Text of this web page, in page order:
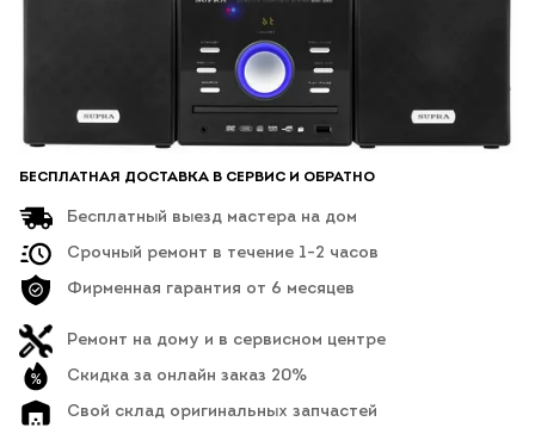
БЕСПЛАТНАЯ ДОСТАВКА В СЕРВИС И ОБРАТНО
Бесплатный выезд мастера на дом
Срочный ремонт в течение 1-2 часов
Фирменная гарантия от 6 месяцев
Ремонт на дому и в сервисном центре
Скидка за онлайн заказ 20%
Свой склад оригинальных запчастей